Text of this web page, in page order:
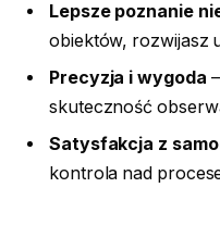
Lepsze poznanie
obiektów, rozwijasz
Precyzja i wygoda
skuteczność
Satysfakcja z
kontrola nad